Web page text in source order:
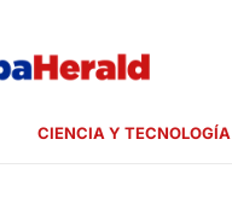
CIENCIA Y TECNOLOGÍA